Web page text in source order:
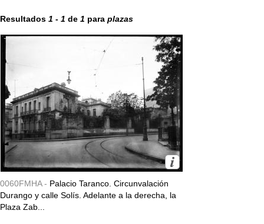
Resultados 1 - 1 de 1 para plazas
0060FMHA - Palacio Taranco. Circunvalación
Durango y calle Solís. Adelante a la derecha, la
Plaza Zab...